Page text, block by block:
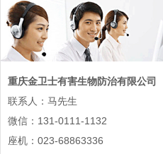
重庆金卫士有害生物防治有限公司
联系人：马先生
微信：131-0111-1132
座机：023-68863336